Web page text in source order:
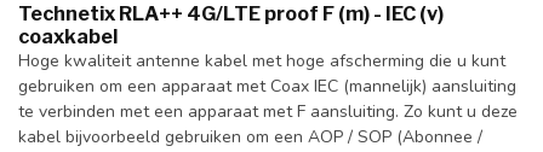
Technetix RLA++ 4G/LTE proof F (m) - IEC (v)
coaxkabel
Hoge kwaliteit antenne kabel met hoge afscherming die u kunt
gebruiken om een apparaat met Coax IEC (mannelijk) aansluiting
te verbinden met een apparaat met F aansluiting. Zo kunt u deze
kabel bijvoorbeeld gebruiken om een AOP / SOP (Abonnee /